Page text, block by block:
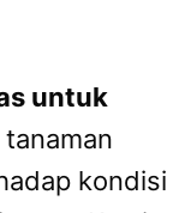
untuk
kondisi